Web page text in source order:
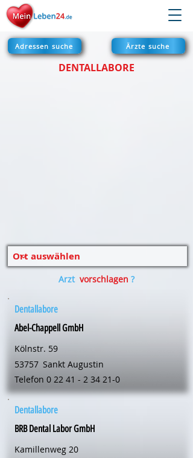
Adressen suche Ärzte suche
DENTALLABORE
Arzt vorschlagen ?
Dentallabore
Abel-Chappell GmbH
Kölnstr. 59
53757 Sankt Augustin
Telefon 0 22 41 - 2 34 21-0
Dentallabore
BRB Dental Labor GmbH
Kamillenweg 20